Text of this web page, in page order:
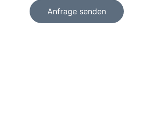
Anfrage senden